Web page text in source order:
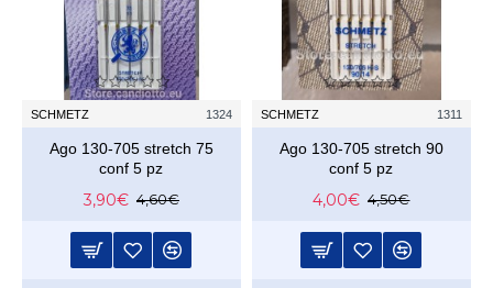
SCHMETZ 1324
Ago 130-705 stretch 75
conf 5 pz
3,90€ 4,60€
SCHMETZ 1311
Ago 130-705 stretch 90
conf 5 pz
4,00€ 4,50€